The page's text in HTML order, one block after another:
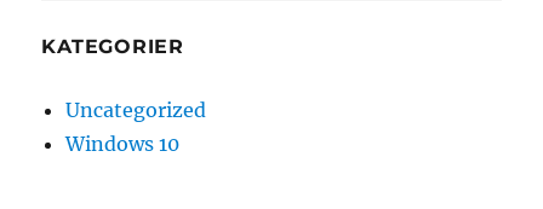
KATEGORIER
Uncategorized
Windows 10